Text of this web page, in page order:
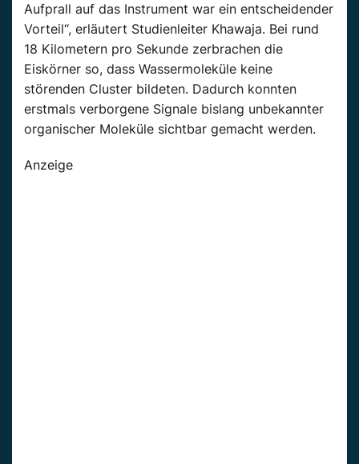
Aufprall auf das Instrument war ein entscheidender
Vorteil“, erläutert Studienleiter Khawaja. Bei rund
18 Kilometern pro Sekunde zerbrachen die
Eiskörner so, dass Wassermoleküle keine
störenden Cluster bildeten. Dadurch konnten
erstmals verborgene Signale bislang unbekannter
organischer Moleküle sichtbar gemacht werden.
Anzeige